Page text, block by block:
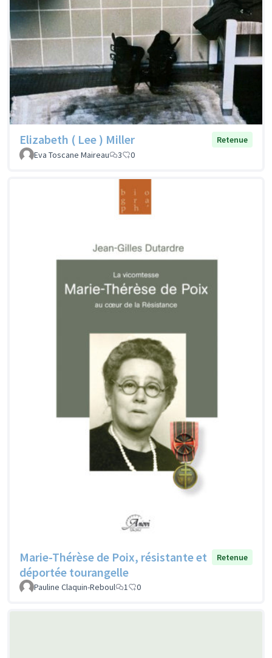
Elizabeth ( Lee ) Miller
Retenue
Eva Toscane Maireau
3 0
Marie-Thérèse de Poix, résistante et
déportée tourangelle
Retenue
Pauline Claquin-Reboul 1 0